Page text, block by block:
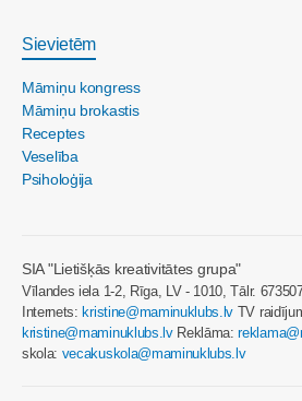
Sievietēm
Māmiņu kongress
Māmiņu brokastis
Receptes
Veselība
Psiholoģija
SIA "Lietišķās kreativitātes grupa"
Vīlandes iela 1-2, Rīga, LV - 1010, Tālr.
Internets:kristine@maminuklubs.lv TV
kristine@maminuklubs.lvReklāma:
skola: vecakuskola@maminuklubs.lv